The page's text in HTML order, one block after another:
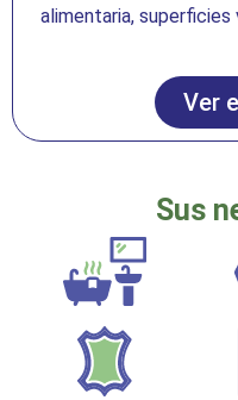
alimentaria,
Ver
Sus